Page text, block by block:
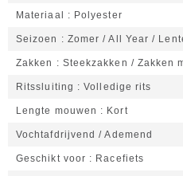
Materiaal Polyester
Seizoen Zomer / All Year /
Zakken Steekzakken / Zakken
Ritssluiting Volledige rits
Lengte mouwen Kort
Vochtafdrijvend / Ademend
Geschikt voor Racefiets